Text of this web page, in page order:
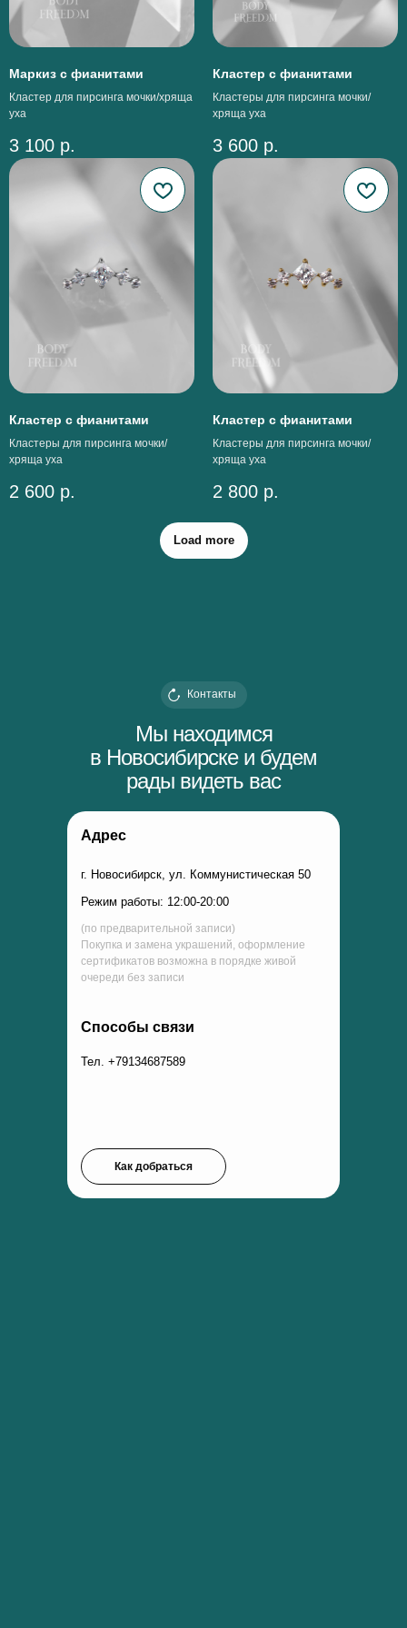
Маркиз с фианитами
Кластер для пирсинга мочки/хряща
уха
3 100 р.
Кластер с фианитами
Кластеры для пирсинга мочки/
хряща уха
3 600 р.
Кластер с фианитами
Кластеры для пирсинга мочки/
хряща уха
2 600 р.
Кластер с фианитами
Кластеры для пирсинга мочки/
хряща уха
2 800 р.
Load more
Мы находимся
в Новосибирске и будем
рады видеть вас
Контакты
Адрес
Способы связи
г. Новосибирск, ул. Коммунистическая 50
Тел. +79134687589
Режим работы: 12:00-20:00
(по предварительной записи)
Покупка и замена украшений, оформление
сертификатов возможна в порядке живой
очереди без записи
Как добраться